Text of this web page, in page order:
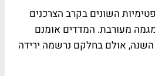
השונים בקרב הצרכנים
מעורבת. המדדים אומנם
אולם בחלקם נרשמה ירידה